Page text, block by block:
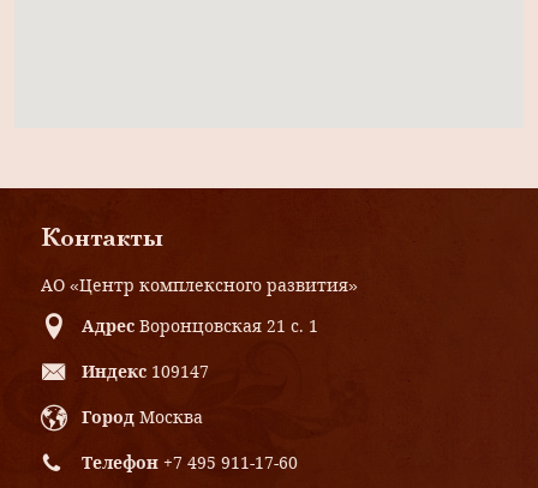
Контакты
АО «Центр комплексного развития»
Адрес Воронцовская 21 с. 1
Индекс 109147
Город Москва
Телефон +7 495 911-17-60